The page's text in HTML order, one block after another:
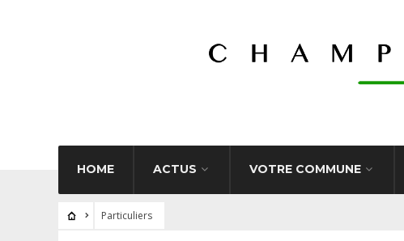
HOME ACTUS VOTRE COMMUNE
Particuliers